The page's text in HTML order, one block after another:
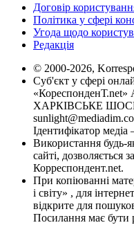
Договір
Політика у сфері
Угода щодо
Редакція
© 2000-2026,
Суб'єкт у сфері
«КореспонденТ.net»
ХАРКІВСЬКЕ ШОСЕ,
Ідентифікатор
Використання будь-
сайті, дозволяється
Корреспондент.net.
При копіюванні
і світу» , для
відкрите для
Посилання має бути